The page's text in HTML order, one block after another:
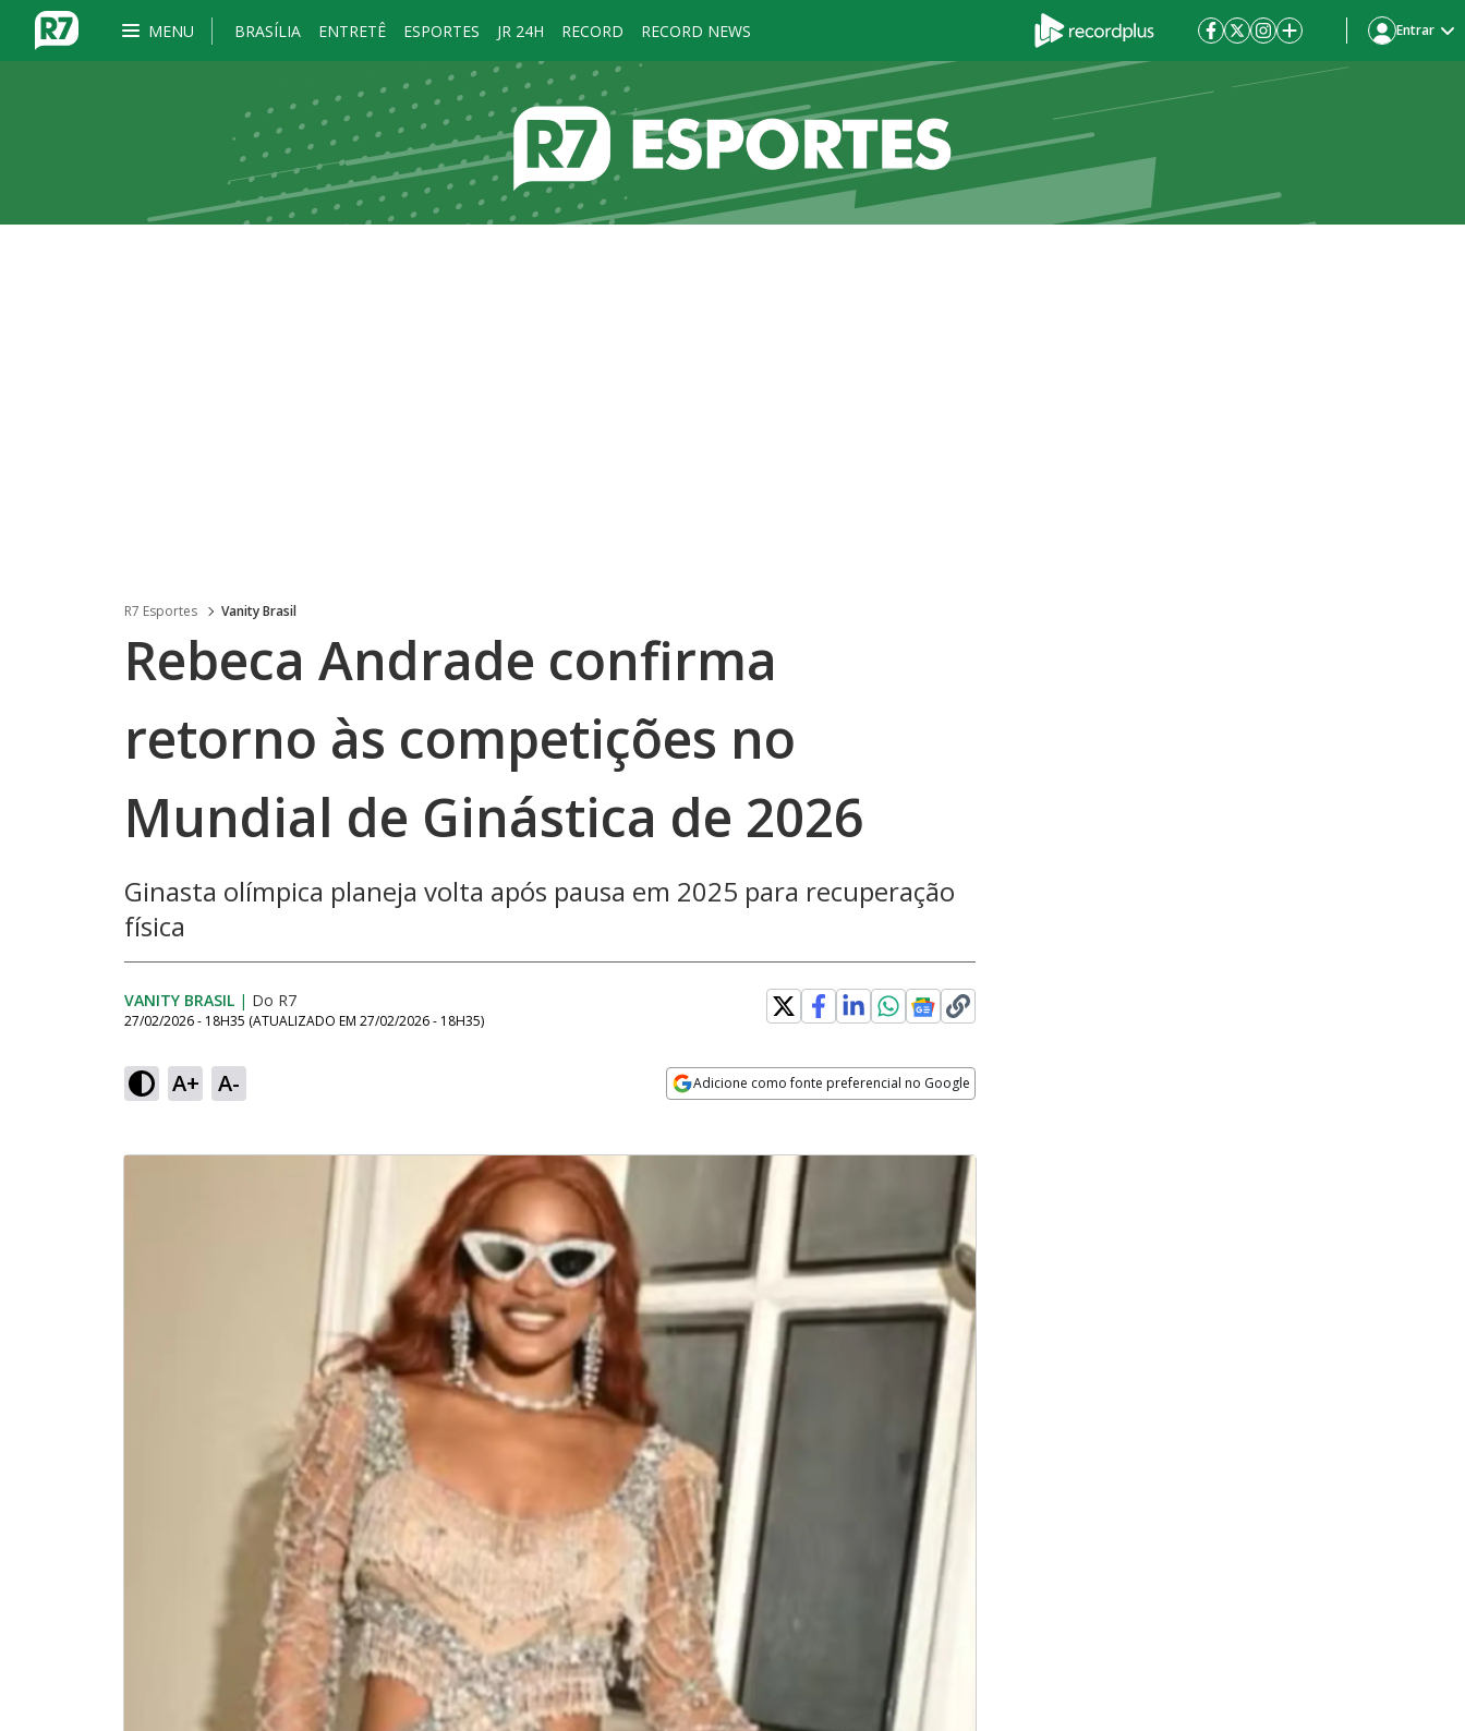
MENU BRASÍLIA ENTRETÊ ESPORTES JR 24H RECORD RECORD NEWS Entrar
R7 Esportes Vanity Brasil
Rebeca Andrade confirma
retorno às competições no
Mundial de Ginástica de 2026
Ginasta olímpica planeja volta após pausa em 2025 para recuperação
física
VANITY BRASIL | Do R7
27/02/2026 - 18H35 (ATUALIZADO EM 27/02/2026 - 18H35)
A+ A- Adicione como fonte preferencial no Google